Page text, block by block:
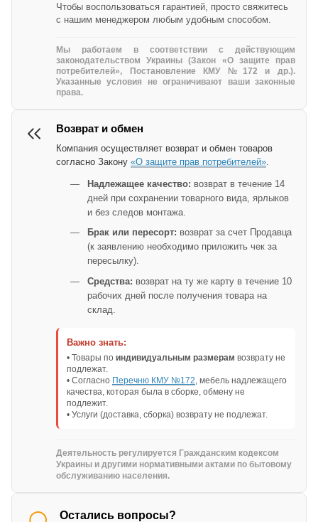
Чтобы воспользоваться гарантией, просто свяжитесь
с нашим менеджером любым удобным способом.
Мы работаем в соответствии с действующим
законодательством Украины (Закон «О защите прав
потребителей», Постановление КМУ №172 и др.).
Указанные условия не ограничивают ваши законные
права.
Возврат и обмен
Компания осуществляет возврат и обмен товаров
согласно Закону «О защите прав потребителей»
Надлежащее качество: возврат в течение 14
дней при сохранении товарного вида, ярлыков
и без следов монтажа.
Брак или пересорт: возврат за счет Продавца
(к заявлению необходимо приложить чек за
пересылку).
Средства: возврат на ту же карту в течение 10
рабочих дней после получения товара на
склад.
Важно знать:
• Товары по индивидуальным размерам возврату не
подлежат.
• Согласно Перечню КМУ №172 , мебель надлежащего
качества, которая была в сборке, обмену не
подлежит.
• Услуги (доставка, сборка) возврату не подлежат.
Деятельность регулируется Гражданским кодексом
Украины и другими нормативными актами по бытовому
обслуживанию населения.
Остались вопросы?